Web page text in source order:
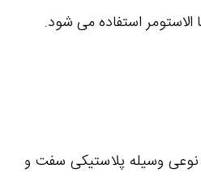
استفاده می شود.
وسیله پلاستیکی سفت و